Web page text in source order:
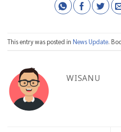
This entry was posted in News Update.
WISANU